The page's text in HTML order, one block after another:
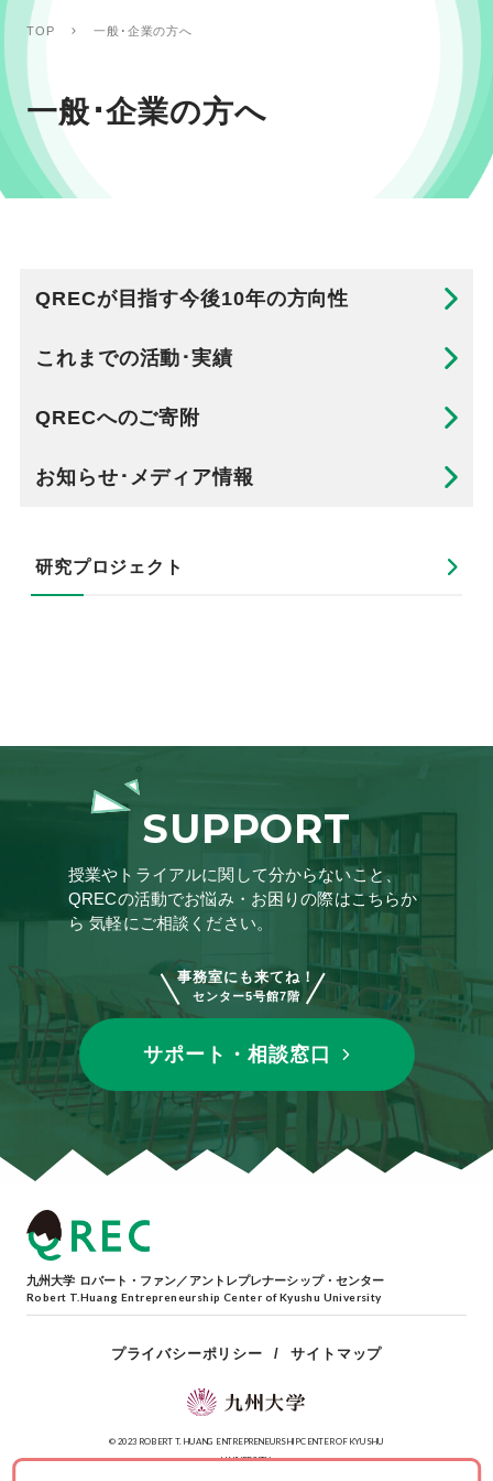
TOP 一般･企業の方へ
一般･企業の方へ
QRECが目指す今後10年の方向性
これまでの活動･実績
QRECへのご寄附
お知らせ･メディア情報
研究プロジェクト
SUPPORT
授業やトライアルに関して分からないこと、
QRECの活動でお悩み・お困りの際はこちらか
ら気軽にご相談ください。
事務室にも来てね！
センター5号館7階
サポート・相談窓口
九州大学 ロバート・ファン／アントレプレナーシップ・センター
Robert T.Huang Entrepreneurship Center of Kyushu University
プライバシーポリシー サイトマップ
© 2023 ROBERT T. HUANG ENTREPRENEURSHIP CENTER OF KYUSHU
UNIVERSITY.